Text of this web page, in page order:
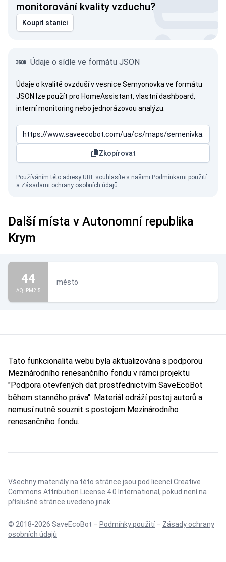
monitorování kvality vzduchu?
Koupit stanici
Údaje o sídle ve formátu JSON
Údaje o kvalitě ovzduší v vesnice Semyonovka ve formátu
JSON lze použít pro HomeAssistant, vlastní dashboard,
interní monitoring nebo jednorázovou analýzu.
Zkopírovat
Používáním této adresy URL souhlasíte s našimi Podmínkami použití
a Zásadami ochrany osobních údajů.
Další místa v Autonomní republika
Krym
44
AQI PM2.5
město
Tato funkcionalita webu byla aktualizována s podporou
Mezinárodního renesančního fondu v rámci projektu
"Podpora otevřených dat prostřednictvím SaveEcoBot
během stanného práva". Materiál odráží postoj autorů a
nemusí nutně souznit s postojem Mezinárodního
renesančního fondu.
Všechny materiály na této stránce jsou pod licencíCreative
Commons Attribution License 4.0 International , pokud není na
příslušné stránce uvedeno jinak.
© 2018-2026 SaveEcoBot – Podmínky použití– Zásady ochrany
osobních údajů